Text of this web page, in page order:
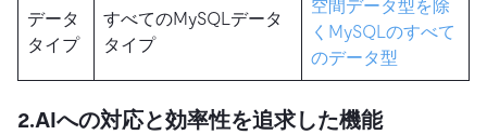
データ
タイプ
すべてのMySQLデータ
タイプ
空間データ型を除
くMySQLのすべて
のデータ型
2.AIへの対応と効率性を追求した機能